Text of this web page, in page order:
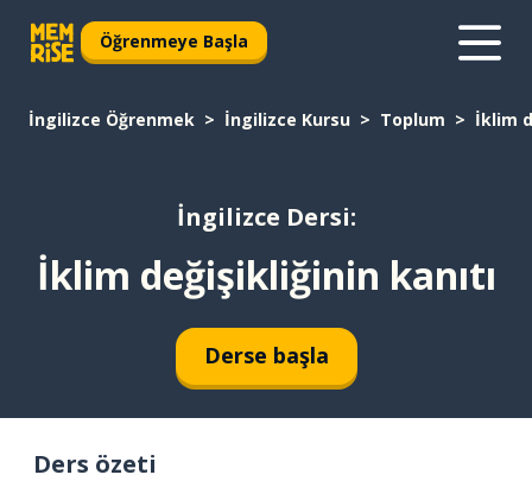
Öğrenmeye Başla
İngilizce Öğrenmek İngilizce Kursu Toplum İklim
İngilizce Dersi:
İklim değişikliğinin kanıtı
Derse başla
Ders özeti